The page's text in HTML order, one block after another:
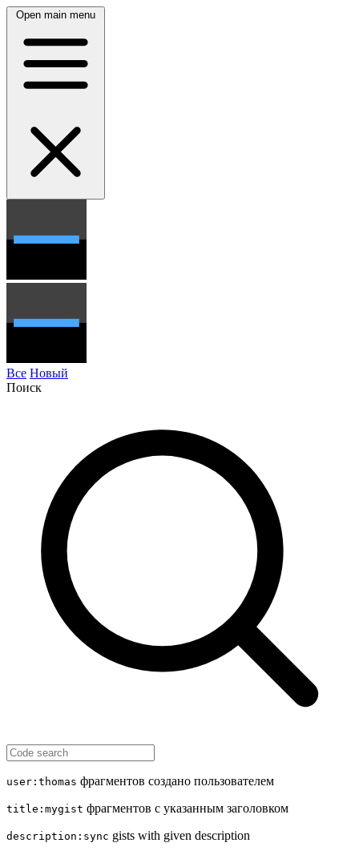
Open main menu
Все Новый
Поиск
user:thomas фрагментов создано пользователем
title:mygist фрагментов с указанным заголовком
description:sync gists with given description